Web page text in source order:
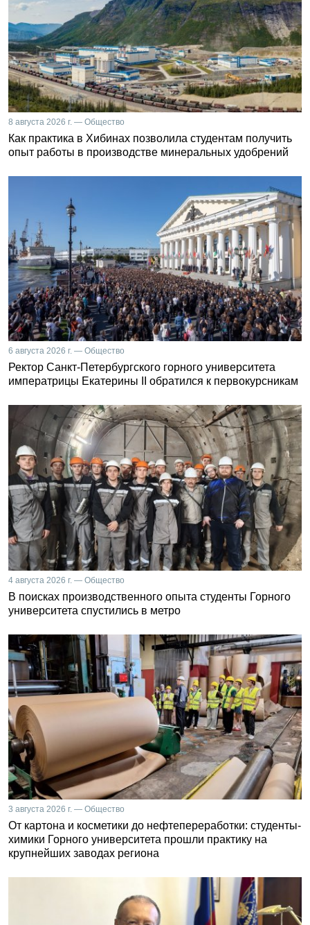
8 августа 2026 г. — Общество
Как практика в Хибинах позволила студентам получить
опыт работы в производстве минеральных удобрений
6 августа 2026 г. — Общество
Ректор Санкт-Петербургского горного университета
императрицы Екатерины II обратился к первокурсникам
4 августа 2026 г. — Общество
В поисках производственного опыта студенты Горного
университета спустились в метро
3 августа 2026 г. — Общество
От картона и косметики до нефтепереработки: студенты-
химики Горного университета прошли практику на
крупнейших заводах региона